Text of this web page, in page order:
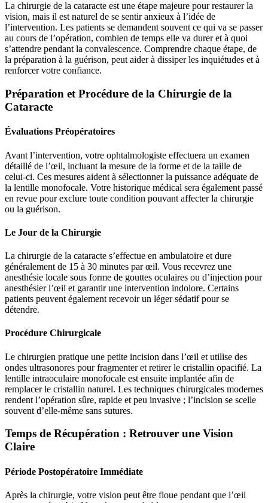
La chirurgie de la cataracte est une étape majeure pour restaurer la
vision, mais il est naturel de se sentir anxieux à l’idée de
l’intervention. Les patients se demandent souvent ce qui va se passer
au cours de l’opération, combien de temps elle va durer et à quoi
s’attendre pendant la convalescence. Comprendre chaque étape, de
la préparation à la guérison, peut aider à dissiper les inquiétudes et à
renforcer votre confiance.
Préparation et Procédure de la Chirurgie de la
Cataracte
Évaluations Préopératoires
Avant l’intervention, votre ophtalmologiste effectuera un examen
détaillé de l’œil, incluant la mesure de la forme et de la taille de
celui-ci. Ces mesures aident à sélectionner la puissance adéquate de
la lentille monofocale. Votre historique médical sera également passé
en revue pour exclure toute condition pouvant affecter la chirurgie
ou la guérison.
Le Jour de la Chirurgie
La chirurgie de la cataracte s’effectue en ambulatoire et dure
généralement de 15 à 30 minutes par œil. Vous recevrez une
anesthésie locale sous forme de gouttes oculaires ou d’injection pour
anesthésier l’œil et garantir une intervention indolore. Certains
patients peuvent également recevoir un léger sédatif pour se
détendre.
Procédure Chirurgicale
Le chirurgien pratique une petite incision dans l’œil et utilise des
ondes ultrasonores pour fragmenter et retirer le cristallin opacifié. La
lentille intraoculaire monofocale est ensuite implantée afin de
remplacer le cristallin naturel. Les techniques chirurgicales modernes
rendent l’opération sûre, rapide et peu invasive ; l’incision se scelle
souvent d’elle-même sans sutures.
Temps de Récupération : Retrouver une Vision
Claire
Période Postopératoire Immédiate
Après la chirurgie, votre vision peut être floue pendant que l’œil